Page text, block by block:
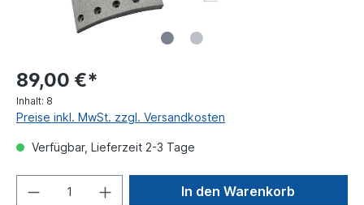
89,00 €*
Inhalt: 8
Preise inkl. MwSt. zzgl. Versandkosten
Verfügbar, Lieferzeit 2-3 Tage
In den Warenkorb